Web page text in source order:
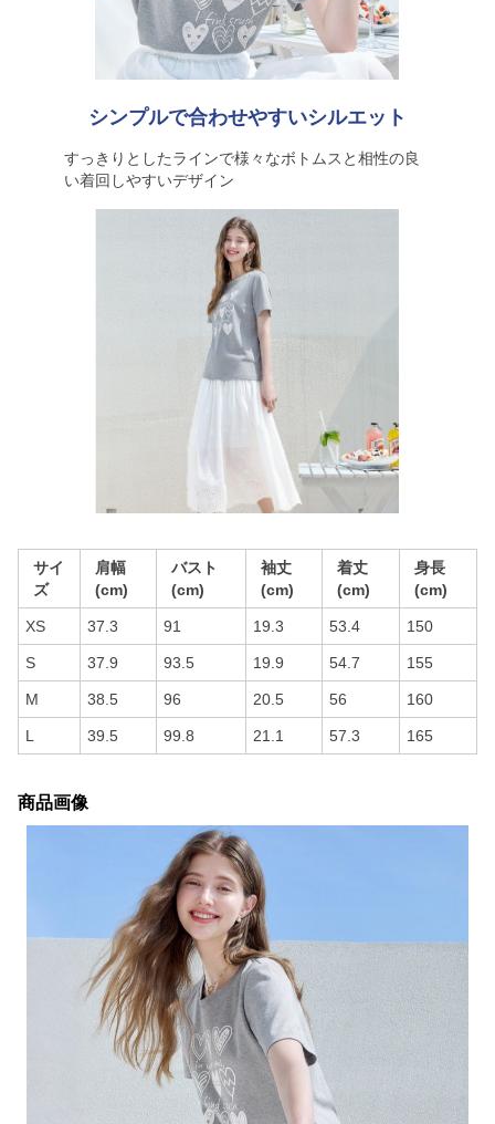
シンプルで合わせやすいシルエット
すっきりとしたラインで様々なボトムスと相性の良
い着回しやすいデザイン
サイ
ズ
肩幅
(cm)
バスト
(cm)
袖丈
(cm)
着丈
(cm)
身長
(cm)
XS 37.3 91 19.3 53.4 150
S 37.9 93.5 19.9 54.7 155
M 38.5 96 20.5 56 160
L 39.5 99.8 21.1 57.3 165
商品画像